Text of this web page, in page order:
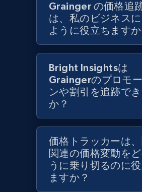
Target - Gather data on
specified keywords
URL, Product id, Title, Product
Rating, Reviews count, Initial
and more.
175+
Target - Discover products by
URL, Product id, Title, Product
Rating, Reviews count, Initial
and more.
Grainger の価格追
は、私のビジネス
ように役立ちますか
Bright Insightsは
Graingerのプロモ
ンや割引を追跡で
か？
価格トラッカーは
関連の価格変動をど
うに乗り切るのに
ますか？